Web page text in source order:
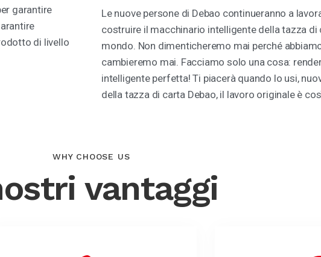
garantire
di livello
Le nuove persone di Debao continueranno a
costruire il macchinario intelligente della tazza di
mondo. Non dimenticheremo mai perché
cambieremo mai. Facciamo solo una cosa:
intelligente perfetta! Ti piacerà quando lo usi,
della tazza di carta Debao, il lavoro originale è
WHY CHOOSE US
vantaggi